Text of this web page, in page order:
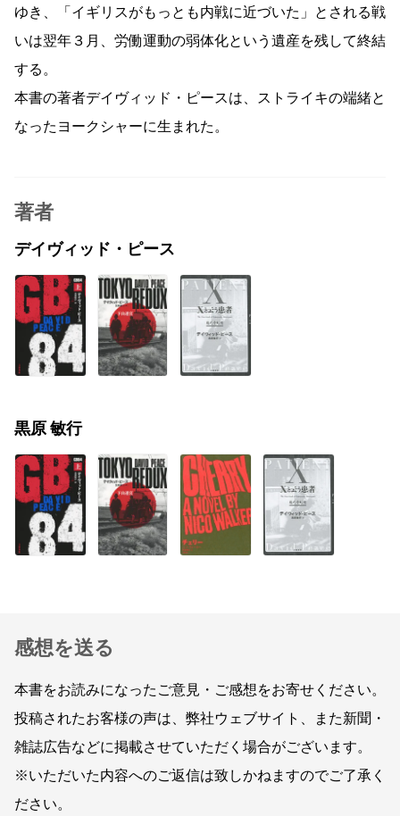
ゆき、「イギリスがもっとも内戦に近づいた」とされる戦
いは翌年３月、労働運動の弱体化という遺産を残して終結
する。
本書の著者デイヴィッド・ピースは、ストライキの端緒と
なったヨークシャーに生まれた。
著者
デイヴィッド・ピース
黒原 敏行
感想を送る
本書をお読みになったご意見・ご感想をお寄せください。
投稿されたお客様の声は、弊社ウェブサイト、また新聞・
雑誌広告などに掲載させていただく場合がございます。
※いただいた内容へのご返信は致しかねますのでご了承く
ださい。